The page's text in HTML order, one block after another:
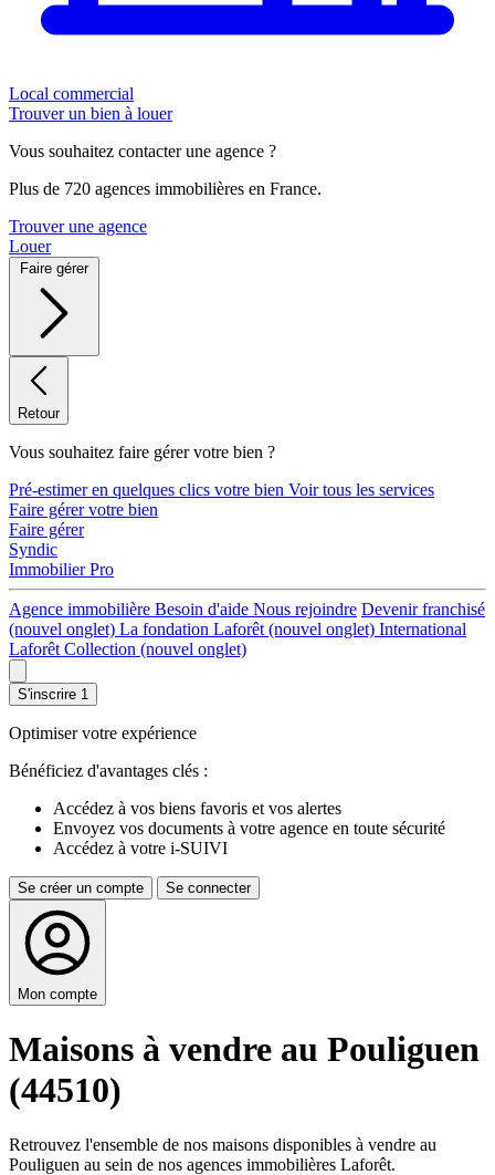
Local commercial
Trouver un bien à louer
Vous souhaitez contacter une agence ?
Plus de 720 agences immobilières en France.
Trouver une agence
Louer
Faire gérer
Retour
Vous souhaitez faire gérer votre bien ?
Pré-estimer en quelques clics votre bien Voir tous les services
Faire gérer votre bien
Faire gérer
Syndic
Immobilier Pro
Agence immobilière Besoin d'aide Nous rejoindre Devenir franchisé
(nouvel onglet) La fondation Laforêt (nouvel onglet) International
Laforêt Collection (nouvel onglet)
S'inscrire 1
Optimiser votre expérience
Bénéficiez d'avantages clés :
Accédez à vos biens favoris et vos alertes
Envoyez vos documents à votre agence en toute sécurité
Accédez à votre i-SUIVI
Se créer un compte Se connecter
Mon compte
Maisons à vendre au Pouliguen
(44510)
Retrouvez l'ensemble de nos maisons disponibles à vendre au
Pouliguen au sein de nos agences immobilières Laforêt.